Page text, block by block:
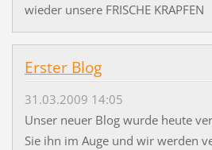
wieder unsere FRISCHE KRAPFEN
Erster Blog
31.03.2009 14:05
Unser neuer Blog wurde heute
Sie ihn im Auge und wir werden